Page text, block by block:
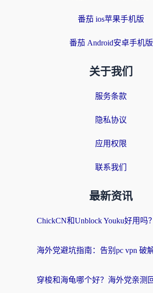
番茄 ios苹果手机版
番茄 Android安卓手机版
关于我们
服务条款
隐私协议
应用权限
联系我们
最新资讯